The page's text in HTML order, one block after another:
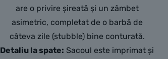
are o privire șireată și un zâmbet
asimetric, completat de o barbă de
câteva zile (stubble) bine conturată.
Detaliu la spate: Sacoul este imprimat și